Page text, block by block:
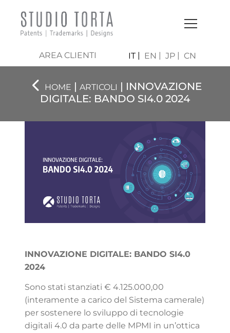
AREA CLIENTI IT EN JP CN
HOME | ARTICOLI | INNOVAZIONE
DIGITALE: BANDO SI4.0 2024
INNOVAZIONE DIGITALE: BANDO SI4.0
2024
Sono stati stanziati € 4.125.000,00
(interamente a carico del Sistema camerale)
per sostenere lo sviluppo di tecnologie
digitali 4.0 da parte delle MPMI in un’ottica